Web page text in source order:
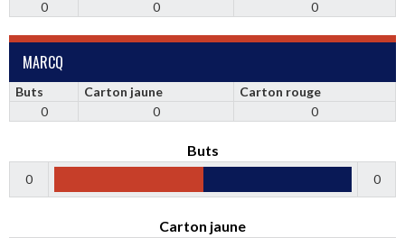
0
0 0
MARCQ
Buts Carton jaune
Carton rouge
0
0 0
Buts
0 0
Carton jaune